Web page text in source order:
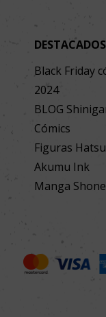
DESTACADOS
Black Friday
2024
BLOG
Cómics
Figuras
Akumu Ink
Manga